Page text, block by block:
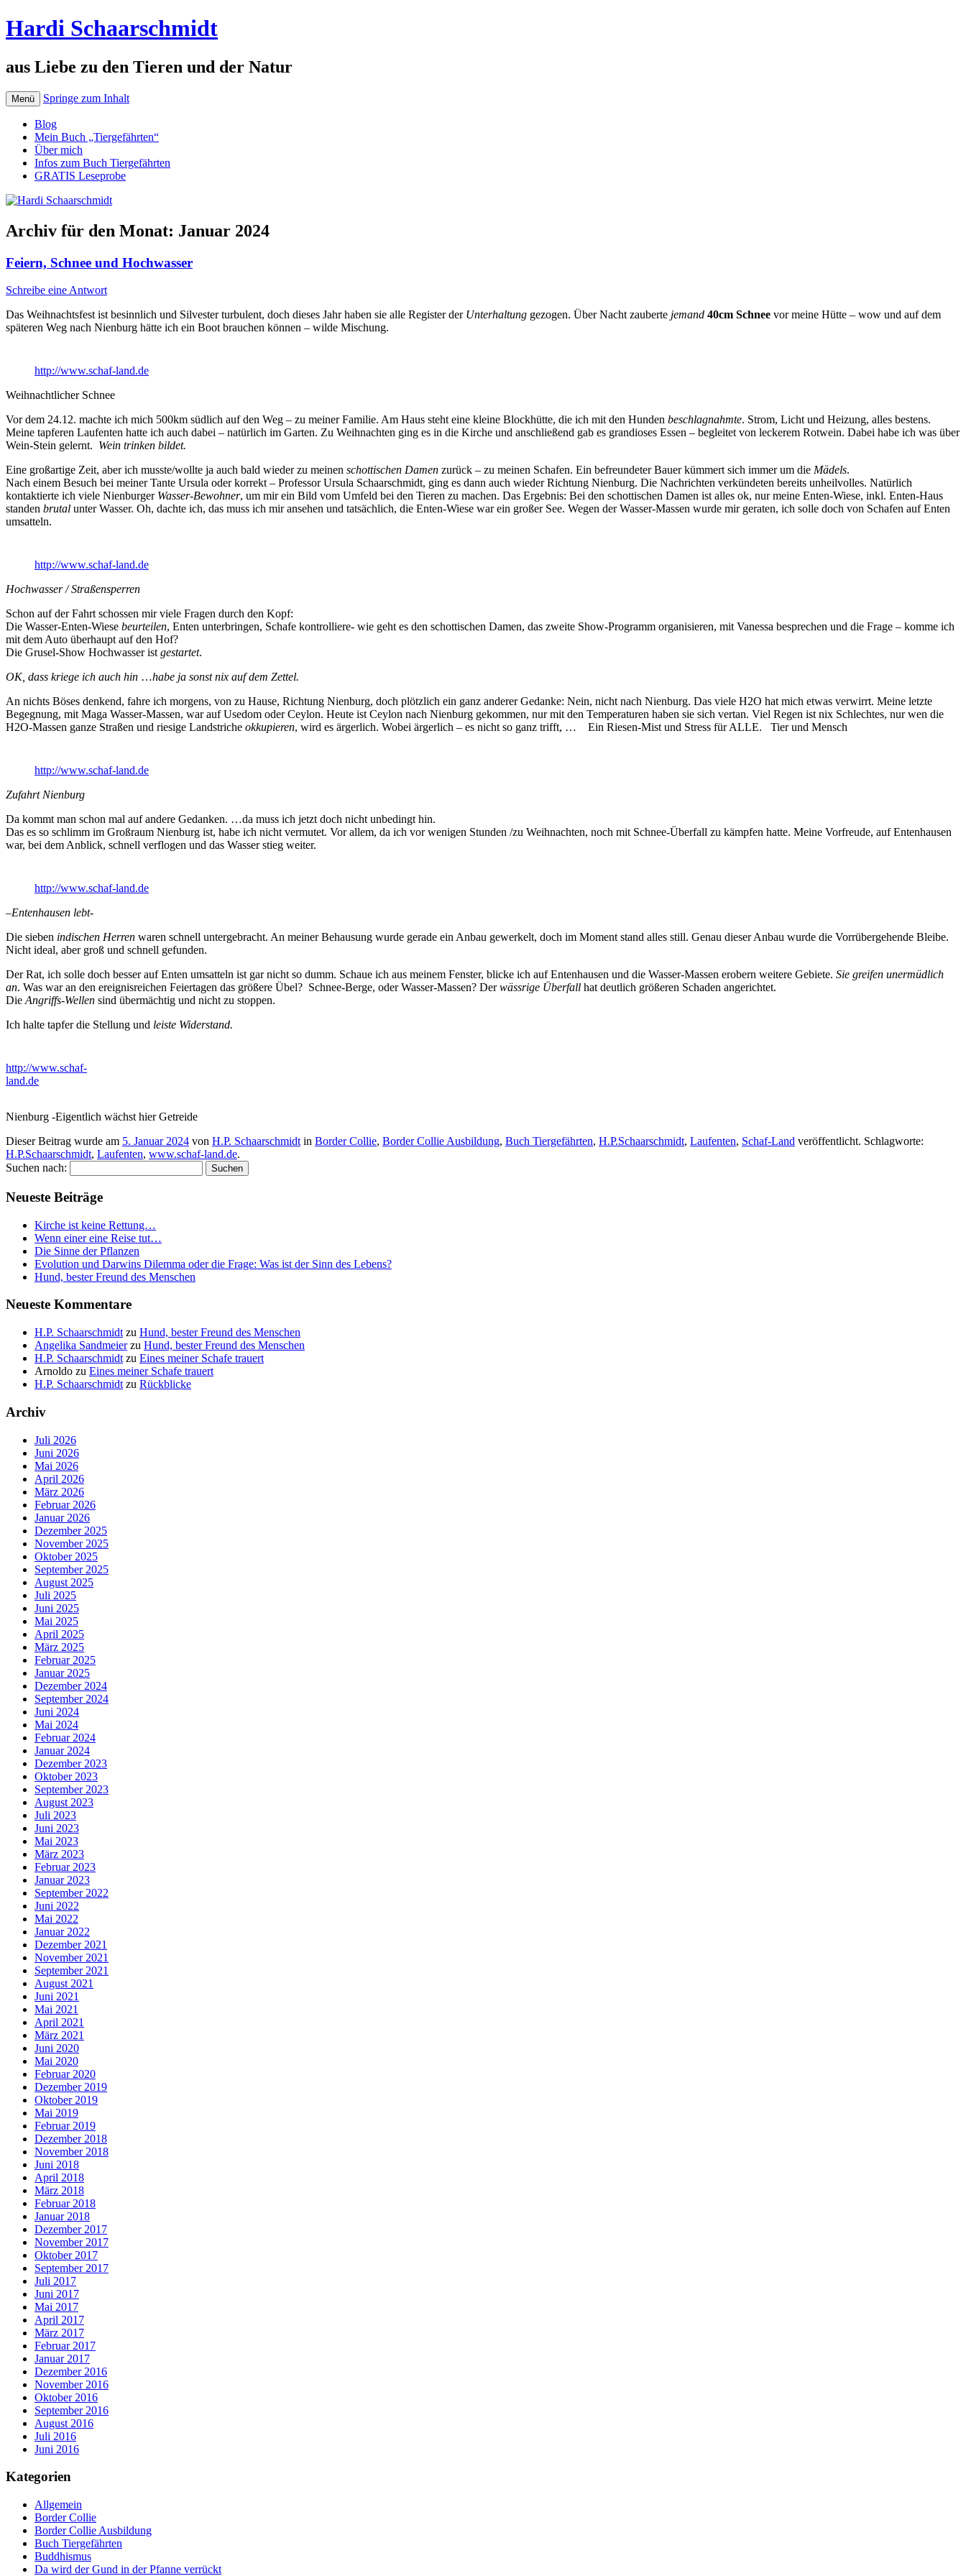
Hardi Schaarschmidt
aus Liebe zu den Tieren und der Natur
Menü Springe zum Inhalt
Blog
Mein Buch „Tiergefährten“
Über mich
Infos zum Buch Tiergefährten
GRATIS Leseprobe
Archiv für den Monat: Januar 2024
Feiern, Schnee und Hochwasser
Schreibe eine Antwort
Das Weihnachtsfest ist besinnlich und Silvester turbulent, doch dieses Jahr haben sie alle Register der Unterhaltung gezogen. Über Nacht zauberte jemand 40cm Schnee vor meine Hütte – wow und auf dem
späteren Weg nach Nienburg hätte ich ein Boot brauchen können – wilde Mischung.
http://www.schaf-land.de
Weihnachtlicher Schnee
Vor dem 24.12. machte ich mich 500km südlich auf den Weg – zu meiner Familie. Am Haus steht eine kleine Blockhütte, die ich mit den Hunden beschlagnahmte. Strom, Licht und Heizung, alles bestens.
Meine tapferen Laufenten hatte ich auch dabei – natürlich im Garten. Zu Weihnachten ging es in die Kirche und anschließend gab es grandioses Essen – begleitet von leckerem Rotwein. Dabei habe ich was über
Wein-Stein gelernt. Wein trinken bildet.
Eine großartige Zeit, aber ich musste/wollte ja auch bald wieder zu meinen schottischen Damen zurück – zu meinen Schafen. Ein befreundeter Bauer kümmert sich immer um die Mädels.
Nach einem Besuch bei meiner Tante Ursula oder korrekt – Professor Ursula Schaarschmidt, ging es dann auch wieder Richtung Nienburg. Die Nachrichten verkündeten bereits unheilvolles. Natürlich
kontaktierte ich viele Nienburger Wasser-Bewohner, um mir ein Bild vom Umfeld bei den Tieren zu machen. Das Ergebnis: Bei den schottischen Damen ist alles ok, nur meine Enten-Wiese, inkl. Enten-Haus
standen brutal unter Wasser. Oh, dachte ich, das muss ich mir ansehen und tatsächlich, die Enten-Wiese war ein großer See. Wegen der Wasser-Massen wurde mir geraten, ich solle doch von Schafen auf Enten
umsatteln.
http://www.schaf-land.de
Hochwasser / Straßensperren
Schon auf der Fahrt schossen mir viele Fragen durch den Kopf:
Die Wasser-Enten-Wiese beurteilen, Enten unterbringen, Schafe kontrolliere- wie geht es den schottischen Damen, das zweite Show-Programm organisieren, mit Vanessa besprechen und die Frage – komme ich
mit dem Auto überhaupt auf den Hof?
Die Grusel-Show Hochwasser ist gestartet.
OK, dass kriege ich auch hin …habe ja sonst nix auf dem Zettel.
An nichts Böses denkend, fahre ich morgens, von zu Hause, Richtung Nienburg, doch plötzlich ein ganz anderer Gedanke: Nein, nicht nach Nienburg. Das viele H2O hat mich etwas verwirrt. Meine letzte
Begegnung, mit Maga Wasser-Massen, war auf Usedom oder Ceylon. Heute ist Ceylon nach Nienburg gekommen, nur mit den Temperaturen haben sie sich vertan. Viel Regen ist nix Schlechtes, nur wen die
H2O-Massen ganze Straßen und riesige Landstriche okkupieren, wird es ärgerlich. Wobei ärgerlich – es nicht so ganz trifft, … Ein Riesen-Mist und Stress für ALLE. Tier und Mensch
http://www.schaf-land.de
Zufahrt Nienburg
Da kommt man schon mal auf andere Gedanken. …da muss ich jetzt doch nicht unbedingt hin.
Das es so schlimm im Großraum Nienburg ist, habe ich nicht vermutet. Vor allem, da ich vor wenigen Stunden /zu Weihnachten, noch mit Schnee-Überfall zu kämpfen hatte. Meine Vorfreude, auf Entenhausen
war, bei dem Anblick, schnell verflogen und das Wasser stieg weiter.
http://www.schaf-land.de
–Entenhausen lebt-
Die sieben indischen Herren waren schnell untergebracht. An meiner Behausung wurde gerade ein Anbau gewerkelt, doch im Moment stand alles still. Genau dieser Anbau wurde die Vorrübergehende Bleibe.
Nicht ideal, aber groß und schnell gefunden.
Der Rat, ich solle doch besser auf Enten umsatteln ist gar nicht so dumm. Schaue ich aus meinem Fenster, blicke ich auf Entenhausen und die Wasser-Massen erobern weitere Gebiete. Sie greifen unermüdlich
an. Was war an den ereignisreichen Feiertagen das größere Übel? Schnee-Berge, oder Wasser-Massen? Derwässrige Überfall hat deutlich größeren Schaden angerichtet.
Die Angriffs-Wellen sind übermächtig und nicht zu stoppen.
Ich halte tapfer die Stellung und leiste Widerstand.
http://www.schaf-
land.de
Nienburg -Eigentlich wächst hier Getreide
Dieser Beitrag wurde am 5. Januar 2024 von H.P. Schaarschmidt in Border Collie, Border Collie Ausbildung, Buch Tiergefährten, H.P.Schaarschmidt, Laufenten, Schaf-Land veröffentlicht. Schlagworte:
H.P.Schaarschmidt, Laufenten, www.schaf-land.de.
Suchen nach:
Neueste Beiträge
Kirche ist keine Rettung…
Wenn einer eine Reise tut…
Die Sinne der Pflanzen
Evolution und Darwins Dilemma oder die Frage: Was ist der Sinn des Lebens?
Hund, bester Freund des Menschen
Neueste Kommentare
H.P. Schaarschmidt zu Hund, bester Freund des Menschen
Angelika Sandmeierzu Hund, bester Freund des Menschen
H.P. Schaarschmidt zu Eines meiner Schafe trauert
Arnoldo zu Eines meiner Schafe trauert
H.P. Schaarschmidt zu Rückblicke
Archiv
Juli 2026
Juni 2026
Mai 2026
April 2026
März 2026
Februar 2026
Januar 2026
Dezember 2025
November 2025
Oktober 2025
September 2025
August 2025
Juli 2025
Juni 2025
Mai 2025
April 2025
März 2025
Februar 2025
Januar 2025
Dezember 2024
September 2024
Juni 2024
Mai 2024
Februar 2024
Januar 2024
Dezember 2023
Oktober 2023
September 2023
August 2023
Juli 2023
Juni 2023
Mai 2023
März 2023
Februar 2023
Januar 2023
September 2022
Juni 2022
Mai 2022
Januar 2022
Dezember 2021
November 2021
September 2021
August 2021
Juni 2021
Mai 2021
April 2021
März 2021
Juni 2020
Mai 2020
Februar 2020
Dezember 2019
Oktober 2019
Mai 2019
Februar 2019
Dezember 2018
November 2018
Juni 2018
April 2018
März 2018
Februar 2018
Januar 2018
Dezember 2017
November 2017
Oktober 2017
September 2017
Juli 2017
Juni 2017
Mai 2017
April 2017
März 2017
Februar 2017
Januar 2017
Dezember 2016
November 2016
Oktober 2016
September 2016
August 2016
Juli 2016
Juni 2016
Kategorien
Allgemein
Border Collie
Border Collie Ausbildung
Buch Tiergefährten
Buddhismus
Da wird der Gund in der Pfanne verrückt